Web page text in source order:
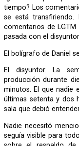
tiempo? Los
se está
comentarios de
pasada con el
El bolígrafo de Daniel
El disyuntor. La semana pasada. El que había protegido
producción durante
minutos. El que nadie
últimas setenta y dos
sala que debió
Nadie necesitó mencionar el nombre de Tomasz. El hoodie gris
seguía visible para